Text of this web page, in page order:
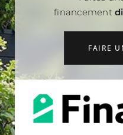
financement
FAIRE